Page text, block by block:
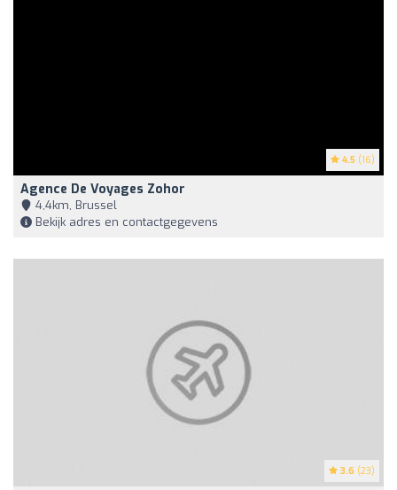
4.5 (16)
Agence De Voyages Zohor
4,4km, Brussel
Bekijk adres en contactgegevens
3.6 (23)